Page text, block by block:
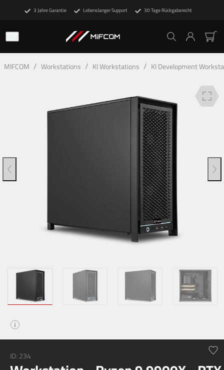
3 Jahre Garantie Lebenslanger Support 30 Tage Rückgaberecht
Beschreibung Technische Details Deine Vorteile
MIFCOM / Workstations / KI Workstations / KI Development
i
ID: 234